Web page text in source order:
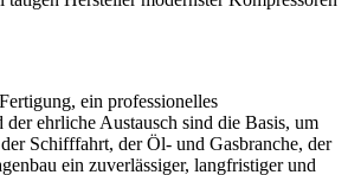
ein professionelles
der ehrliche Austausch sind die Basis, um
Schifffahrt, der Öl- und Gasbranche, der
ein zuverlässiger, langfristiger und